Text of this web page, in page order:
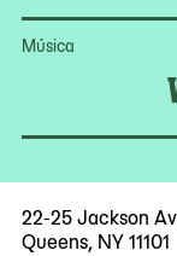
Música
22-25 Jackson
Queens, NY 11101